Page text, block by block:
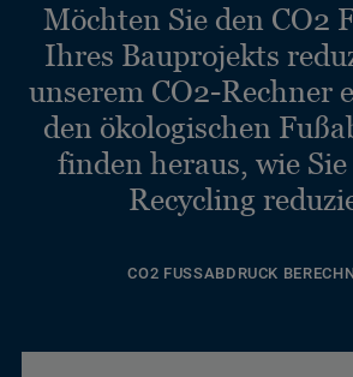
Möchten Sie den CO2
Ihres Bauprojekts
unserem CO2-Rechner
den ökologischen
finden heraus, wie
Recycling
CO2 FUSSABDRUCK